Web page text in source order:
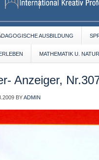
AUSBILDUNG
MATHEMATIK U.
Anzeiger,
BYADMIN